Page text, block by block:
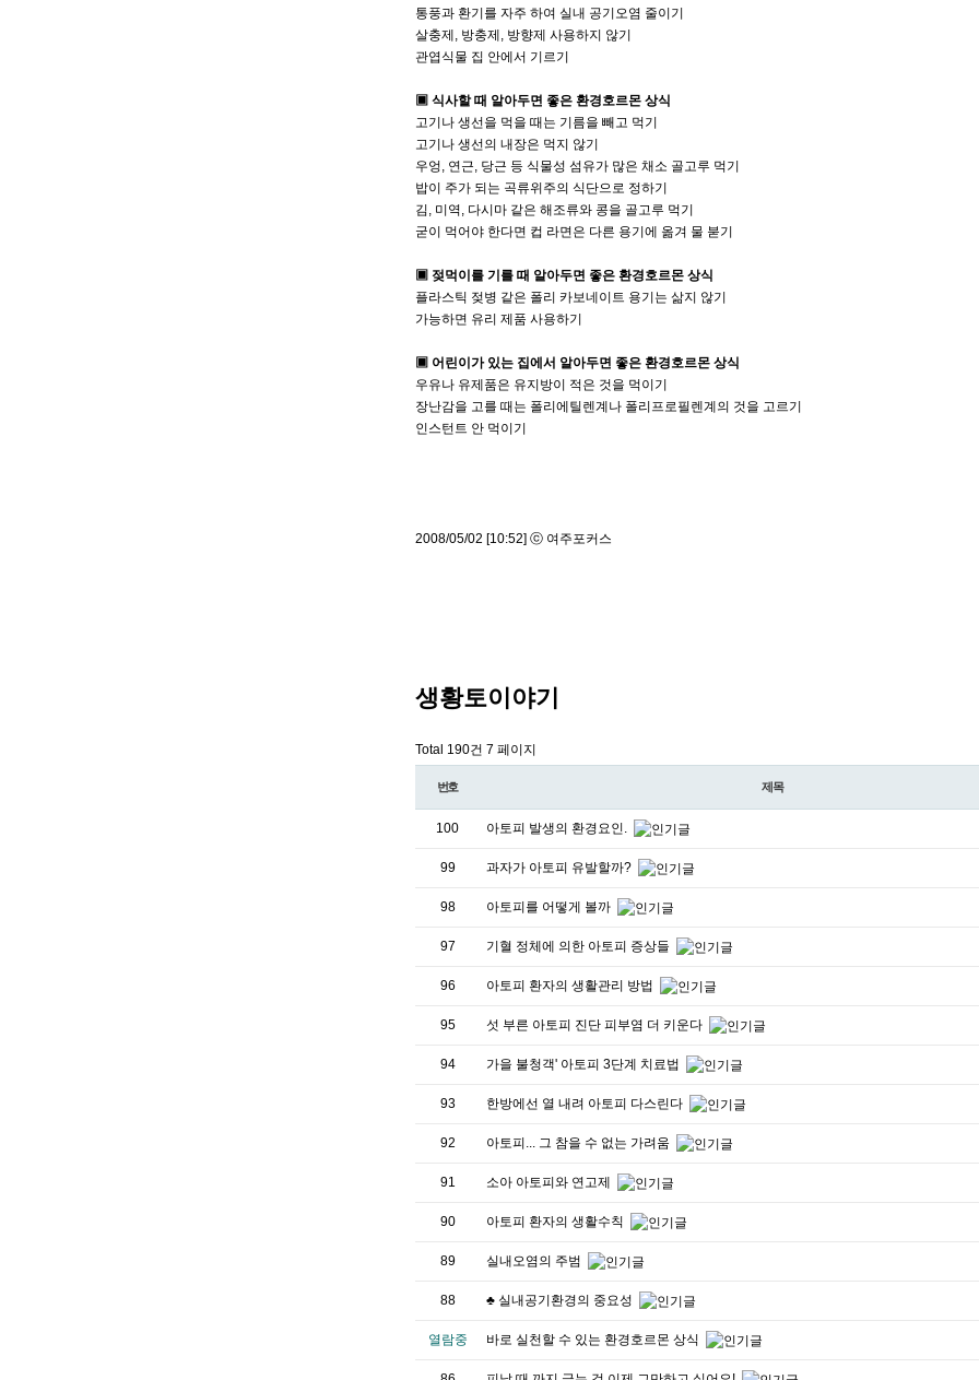
통풍과 환기를 자주 하여 실내 공기오염 줄이기
살충제, 방충제, 방향제 사용하지 않기
관엽식물 집 안에서 기르기
▣ 식사할 때 알아두면 좋은 환경호르몬 상식
고기나 생선을 먹을 때는 기름을 빼고 먹기
고기나 생선의 내장은 먹지 않기
우엉, 연근, 당근 등 식물성 섬유가 많은 채소 골고루 먹기
밥이 주가 되는 곡류위주의 식단으로 정하기
김, 미역, 다시마 같은 해조류와 콩을 골고루 먹기
굳이 먹어야 한다면 컵 라면은 다른 용기에 옮겨 물 붇기
▣ 젖먹이를 기를 때 알아두면 좋은 환경호르몬 상식
플라스틱 젖병 같은 폴리 카보네이트 용기는 삶지 않기
가능하면 유리 제품 사용하기
▣ 어린이가 있는 집에서 알아두면 좋은 환경호르몬 상식
우유나 유제품은 유지방이 적은 것을 먹이기
장난감을 고를 때는 폴리에틸렌계나 폴리프로필렌계의 것을 고르기
인스턴트 안 먹이기
2008/05/02 [10:52] ⓒ 여주포커스
생황토이야기
Total 190건 7 페이지
번호 제목
100 아토피 발생의 환경요인.
99 과자가 아토피 유발할까?
98 아토피를 어떻게 볼까
97 기혈 정체에 의한 아토피 증상들
96 아토피 환자의 생활관리 방법
95 섯 부른 아토피 진단 피부염 더 키운다
94 가을 불청객' 아토피 3단계 치료법
93 한방에선 열 내려 아토피 다스린다
92 아토피... 그 참을 수 없는 가려움
91 소아 아토피와 연고제
90 아토피 환자의 생활수칙
89 실내오염의 주범
88 ♣ 실내공기환경의 중요성
열람중 바로 실천할 수 있는 환경호르몬 상식